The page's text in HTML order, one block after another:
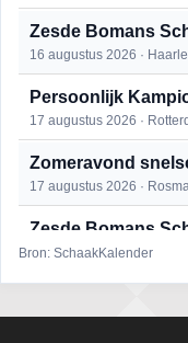
Zesde Bomans
16 augustus 2026 ·
Persoonlijk
17 augustus 2026 ·
Zomeravond
17 augustus 2026 ·
Zesde Bomans
17 augustus 2026 ·
18 augustus 2026 ·
Bron: SchaakKalender